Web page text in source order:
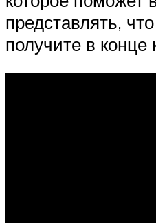
представлять,
получите в конце